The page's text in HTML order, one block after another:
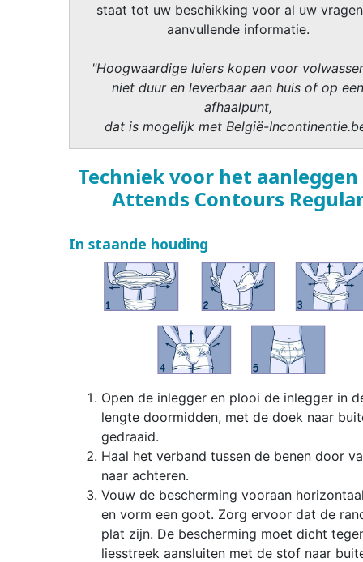
staat tot uw beschikking voor al uw
aanvullende informatie.
"Hoogwaardige luiers kopen voor
niet duur en leverbaar aan huis of op een
afhaalpunt,
dat is mogelijk met België-
Techniek voor het aanleggen
Attends Contours
In staande houding
Open de inlegger en plooi de inlegger in
lengte doormidden, met de doek naar
gedraaid.
Haal het verband tussen de benen door
naar achteren.
Vouw de bescherming vooraan
en vorm een goot. Zorg ervoor dat de
plat zijn. De bescherming moet dicht
liesstreek aansluiten met de stof naar